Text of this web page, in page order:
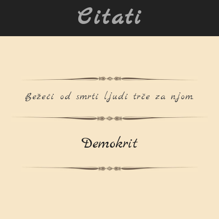
Citati
Bežeći od smrti ljudi trče za njom.
Demokrit